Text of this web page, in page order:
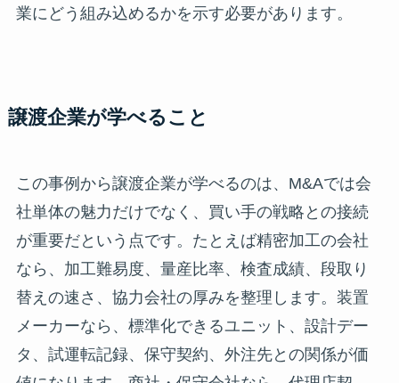
業にどう組み込めるかを示す必要があります。
譲渡企業が学べること
この事例から譲渡企業が学べるのは、M&Aでは会
社単体の魅力だけでなく、買い手の戦略との接続
が重要だという点です。たとえば精密加工の会社
なら、加工難易度、量産比率、検査成績、段取り
替えの速さ、協力会社の厚みを整理します。装置
メーカーなら、標準化できるユニット、設計デー
タ、試運転記録、保守契約、外注先との関係が価